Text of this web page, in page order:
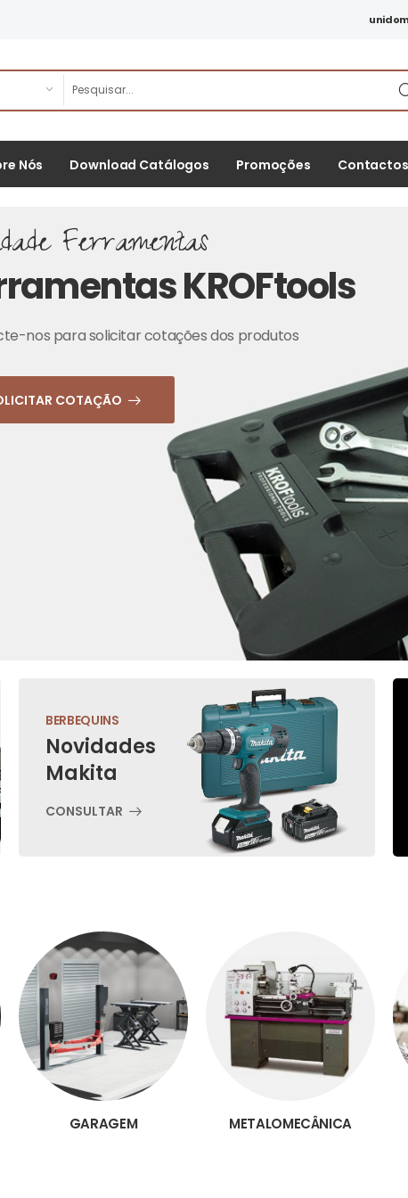
Nós Download Catálogos Promoções Contactos
Ferramentas
KROFtools
nos para solicitar cotações dos produtos
COTAÇÃO
BERBEQUINS
Novidades
Makita
CONSULTAR
GARAGEM METALOMECÂNICA